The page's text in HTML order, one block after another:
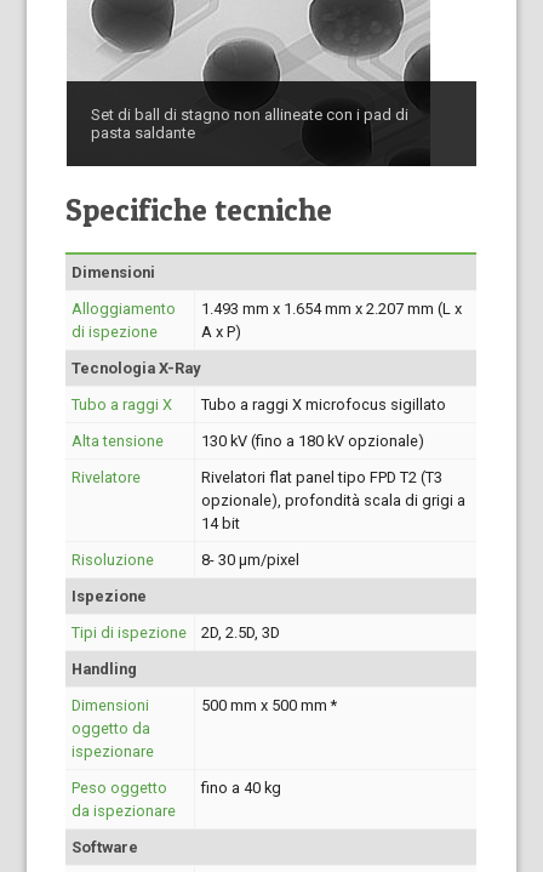
Set di ball di stagno non allineate con i pad di
pasta saldante
Specifiche tecniche
Dimensioni
Alloggiamento
di ispezione
1.493 mm x 1.654 mm x 2.207 mm (L x
A x P)
Tecnologia X-Ray
Tubo a raggi X
Tubo a raggi X microfocus sigillato
Alta tensione
130 kV (fino a 180 kV opzionale)
Rivelatore
Rivelatori flat panel tipo FPD T2 (T3
opzionale), profondità scala di grigi a
14 bit
Risoluzione
8- 30 µm/pixel
Ispezione
Tipi di ispezione
2D, 2.5D, 3D
Handling
Dimensioni
oggetto da
ispezionare
500 mm x 500 mm *
Peso oggetto
da ispezionare
fino a 40 kg
Software